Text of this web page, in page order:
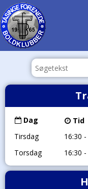
Dag Tid
Tirsdag
16:30
Torsdag
16:30